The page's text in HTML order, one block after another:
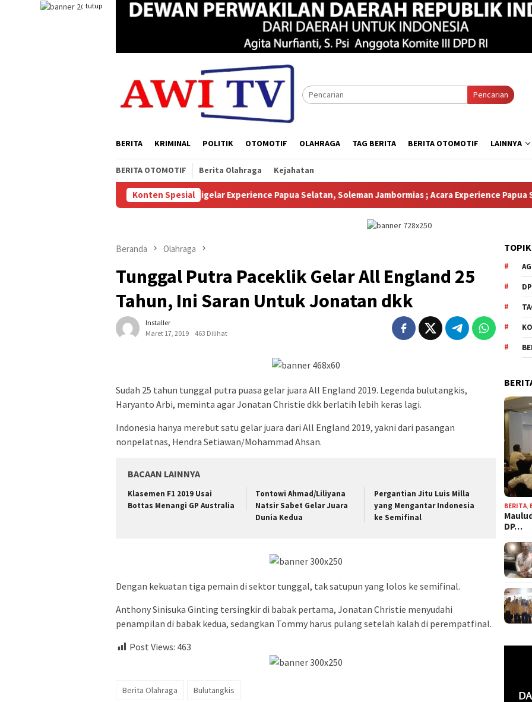
tutup
Pencarian
BERITA KRIMINAL POLITIK OTOMOTIF OLAHRAGA TAG BERITA BERITA OTOMOTIF LAINNYA
BERITA OTOMOTIF Berita Olahraga Kejahatan
Konten Spesial
Sukses Digelar Experience Papua Selatan, Soleman Jambormias ; Acara Experience Papua Selatan
Beranda Olahraga
Tunggal Putra Paceklik Gelar All England 25
Tahun, Ini Saran Untuk Jonatan dkk
Installer
Maret 17, 2019
463 Dilihat
Sudah 25 tahun tunggal putra puasa gelar juara All England 2019. Legenda bulutangkis,
Haryanto Arbi, meminta agar Jonatan Christie dkk berlatih lebih keras lagi.
Indonesia hanya merebut satu gelar juara dari All England 2019, yakni dari pasangan
nonpelatnas, Hendra Setiawan/Mohammad Ahsan.
BACAAN LAINNYA
Klasemen F1 2019 Usai
Bottas Menangi GP Australia
Tontowi Ahmad/Liliyana
Natsir Sabet Gelar Juara
Dunia Kedua
Pergantian Jitu Luis Milla
yang Mengantar Indonesia
ke Semifinal
Dengan kekuatan tiga pemain di sektor tunggal, tak satupun yang lolos ke semifinal.
Anthony Sinisuka Ginting tersingkir di babak pertama, Jonatan Christie menyudahi
penampilan di babak kedua, sedangkan Tommy harus pulang setelah kalah di perempatfinal.
Post Views: 463
Berita Olahraga Bulutangkis
BERITA,
DP…